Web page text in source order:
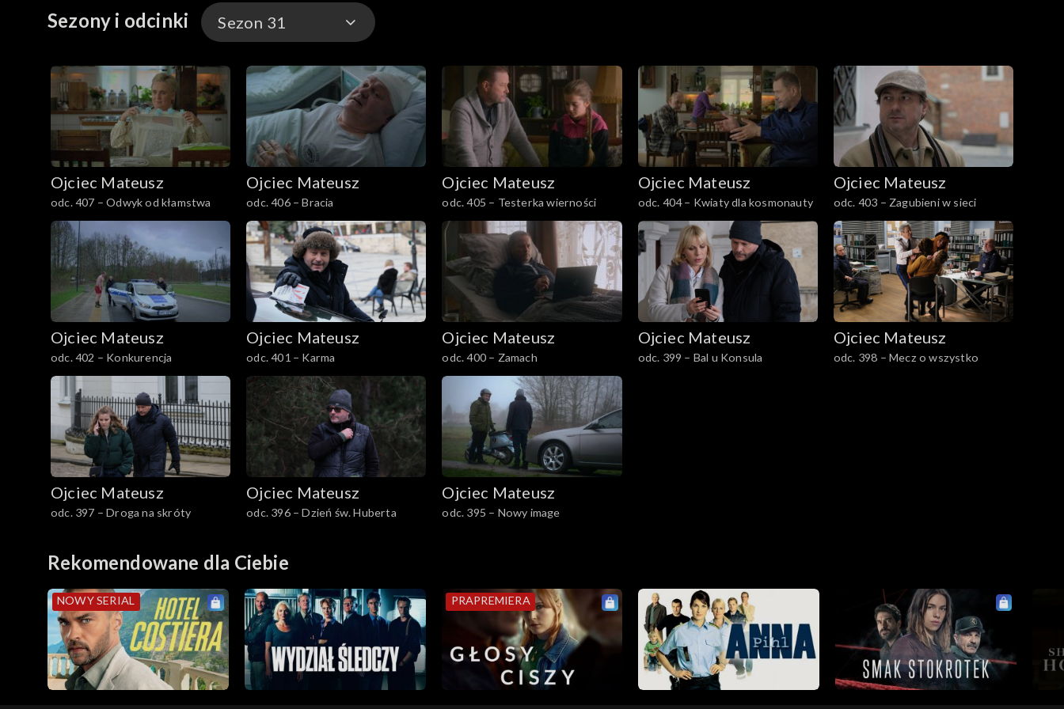
tajemniczy skarb. Tymczasem Pączek usiłuje znaleźć sposób na szybkie przyswojenie sobie rozległej wiedzy. Nieoczekiwanie także Gibalski chce pójść w
jego ślady i stanąć w szranki w telewizyjnym quizie.
Sezony i odcinki Sezon 31
Sezon 35
Sezon 34
Sezon 33
Sezon 32
Sezon 31
Sezon 30
Sezon 29
Sezon 28
Sezon 27
Sezon 26
Sezon 25
Sezon 24
Sezon 22
Sezon 21
Sezon 20
Ojciec Mateusz
odc. 407 – Odwyk od kłamstwa
Ojciec Mateusz
odc. 406 – Bracia
Ojciec Mateusz
odc. 405 – Testerka wierności
Ojciec Mateusz
odc. 404 – Kwiaty dla kosmonauty
Ojciec Mateusz
odc. 403 – Zagubieni w sieci
Ojciec Mateusz
odc. 402 – Konkurencja
Ojciec Mateusz
odc. 401 – Karma
Ojciec Mateusz
odc. 400 – Zamach
Ojciec Mateusz
odc. 399 – Bal u Konsula
Ojciec Mateusz
odc. 398 – Mecz o wszystko
Ojciec Mateusz
odc. 397 – Droga na skróty
Ojciec Mateusz
odc. 396 – Dzień św. Huberta
Ojciec Mateusz
odc. 395 – Nowy image
Rekomendowane dla Ciebie
NOWY SERIAL PRAPREMIERA